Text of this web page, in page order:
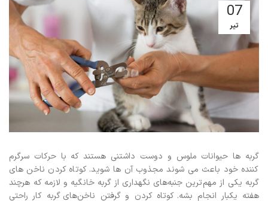
07
تیر
گربه ها حیوانات ملوس و دوست داشتنی هستند که با حرکات سرگرم
کننده خود باعث می شوند مجذوب آن ها شوید. کوتاه کردن ناخن های
گربه یکی از مهم‌ترین جنبه‌های نگهداری از گربه خانگیه و لازمه که هرچند
هفته یکبار انجام بشه. کوتاه ‌کردن و گرفتن ناخن‌های گربه کار راحتی